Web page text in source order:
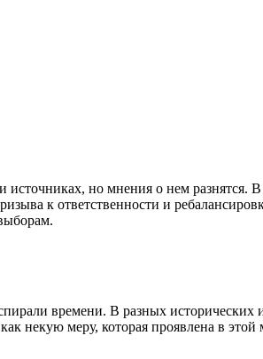
но мнения о нем разнятся.
к ответственности и
времени. В разных исторических
некую меру, которая проявлена в